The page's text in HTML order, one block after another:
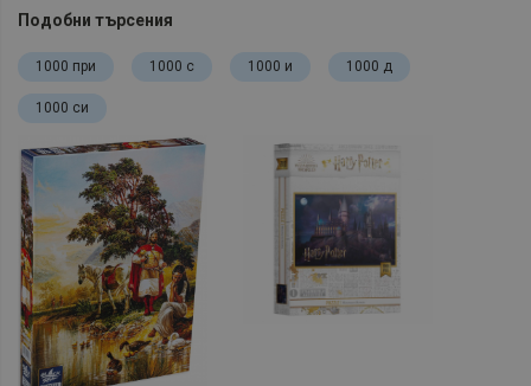
Подобни търсения
1000 при 1000 с 1000 и 1000 д
1000 си